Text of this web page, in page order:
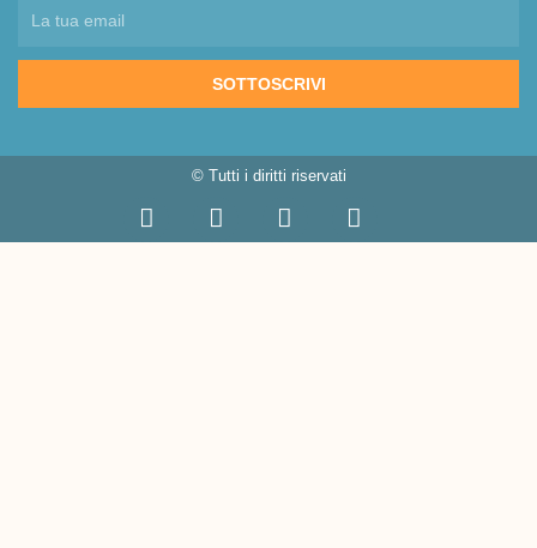
SOTTOSCRIVI
© Tutti i diritti riservati